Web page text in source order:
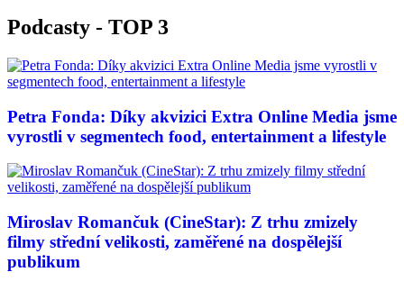
Podcasty - TOP 3
Petra Fonda: Díky akvizici Extra Online Media jsme
vyrostli v segmentech food, entertainment a lifestyle
Miroslav Romančuk (CineStar): Z trhu zmizely
filmy střední velikosti, zaměřené na dospělejší
publikum